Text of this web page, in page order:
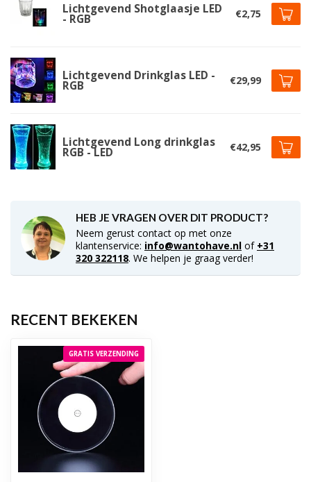
Lichtgevend Shotglaasje LED
- RGB €2,75
Lichtgevend Drinkglas LED -
RGB €29,99
Lichtgevend Long drinkglas
RGB - LED €42,95
HEB JE VRAGEN OVER DIT PRODUCT?
Neem gerust contact op met onze
klantenservice: info@wantohave.nl of +31
320 322118. We helpen je graag verder!
RECENT BEKEKEN
GRATIS VERZENDING